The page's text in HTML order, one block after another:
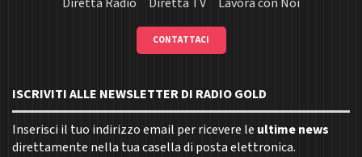
CONTATTACI
ISCRIVITI ALLE NEWSLETTER DI RADIO GOLD
Inserisci il tuo indirizzo email per ricevere le ultime news
direttamente nella tua casella di posta elettronica.